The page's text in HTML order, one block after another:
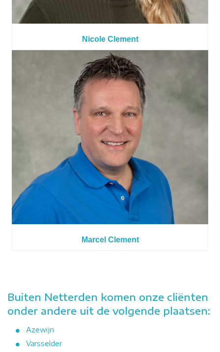
Nicole Clement
Marcel Clement
Buiten Netterden komen onze cliënten
onder andere uit de volgende plaatsen:
Azewijn
Varsselder